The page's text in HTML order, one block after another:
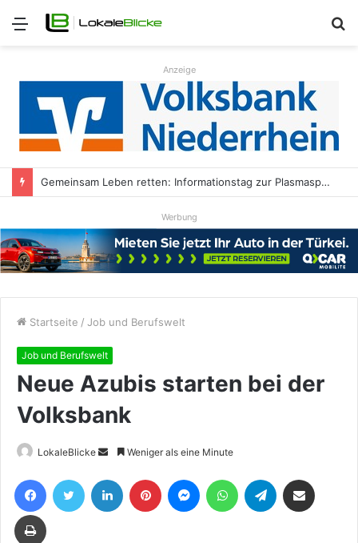
Menü
Anzeige
Gemeinsam Leben retten: Informationstag zur Plasmaspende in der HALL OF FAME Kamp-Lintfort
Werbung
Startseite / Job und Berufswelt
Job und Berufswelt
Neue Azubis starten bei der
Volksbank
LokaleBlicke
Sende
eine
E-
Weniger als eine Minute
FacebookTwitter LinkedIn Pinterest MessengerWhatsAppTelegram
Drucken